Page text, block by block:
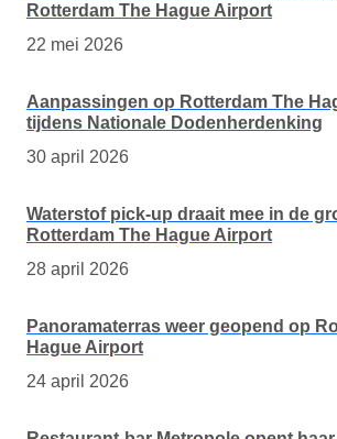
Rotterdam The Hague Airport
22 mei 2026
Aanpassingen op Rotterdam The
tijdens Nationale Dodenherdenking
30 april 2026
Waterstof pick-up draait mee in de
Rotterdam The Hague Airport
28 april 2026
Panoramaterras weer geopend op
Hague Airport
24 april 2026